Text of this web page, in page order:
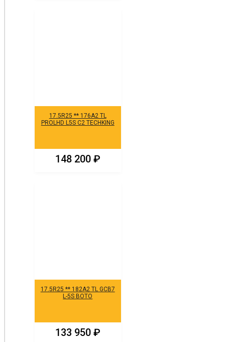
17.5R25 ** 176A2 TL
PROLHD L5S C2 TECHKING
148 200 ₽
17.5R25 ** 182A2 TL GCB7
L-5S BOTO
133 950 ₽